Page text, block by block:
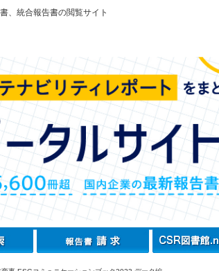
、統合報告書の閲覧サイト